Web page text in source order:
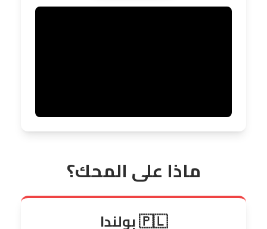
ماذا على المحك؟
🇵🇱 بولندا